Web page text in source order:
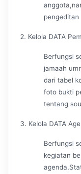
pengeditan
2. Kelola DATA
Berfungsi
jamaah
dari tabel
foto bukti
tentang
3. Kelola DATA
Berfungsi
kegiatan